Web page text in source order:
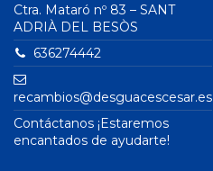
Ctra. Mataró nº 83 – SANT
ADRIÀ DEL BESÒS
636274442
recambios@desguacescesar.es
Contáctanos ¡Estaremos
encantados de ayudarte!